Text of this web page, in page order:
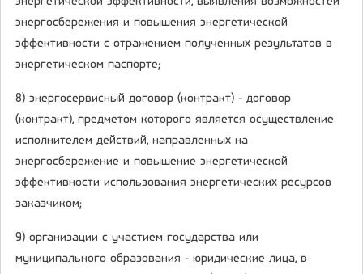
энергосбережения и повышения энергетической
эффективности с отражением полученных результатов в
энергетическом паспорте;
8) энергосервисный договор (контракт) - договор
(контракт), предметом которого является осуществление
исполнителем действий, направленных на
энергосбережение и повышение энергетической
эффективности использования энергетических ресурсов
заказчиком;
9) организации с участием государства или
муниципального образования - юридические лица, в